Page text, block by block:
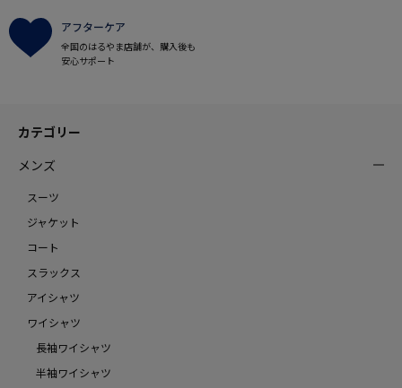
アフターケア
全国のはるやま店舗が、購入後も
安心サポート
カテゴリー
メンズ
スーツ
ジャケット
コート
スラックス
アイシャツ
ワイシャツ
長袖ワイシャツ
半袖ワイシャツ